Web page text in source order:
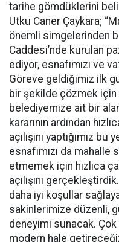
tarihe gömdüklerini
Utku Caner Çaykara;
önemli simgelerinden
Caddesi’nde kurulan
ediyor, esnafımızı ve
Göreve geldiğimiz ilk
bir şekilde çözmek için
belediyemize ait bir
kararının ardından
açılışını yaptığımız
esnafımızı da
etmemek için hızlıca
açılışını
daha iyi koşullar
sakinlerimize düzenli,
deneyimi sunacak. Çok
modern hale